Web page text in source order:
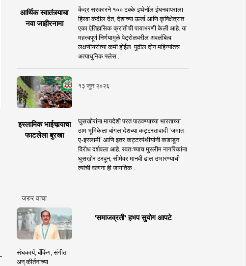
आर्थिक स्वातंत्र्याचा
नवा जाहीरनामा
केंद्र सरकारने १०० टक्के इथेनॉल इंधनवापराला
हिरवा कंदील देत, देशाच्या ऊर्जा आणि कृषिक्षेत्रात
एका ऐतिहासिक क्रांतीची पायाभरणी केली आहे. या
महत्त्वपूर्ण निर्णयामुळे पेट्रोलवरील अवलंबित्व
लक्षणीयरीत्या कमी होईल. पुढील दोन महिन्यांतच
अत्याधुनिक फ्लेस ..
१३ जून २०२६
इस्लामिक भाईचार्‍याचा
फाटलेला बुरखा
घुसखोरांना मायदेशी परत पाठवण्याच्या भारताच्या
ठाम भूमिकेला बांगलादेशच्या कट्टरतावादी ‘जमात-
ए-इस्लामी’ आणि इतर कट्टरपंथीयांनी कडाडून
विरोध दर्शवला आहे. स्वतःच्याच मुस्लीम नागरिकांना
घुसखोर ठरवून, सीमेवर मानवी ढाल उभारण्याची
त्यांची वल्गना ही जागतिक ..
जरुर वाचा
'समाजव्रती' हभप सुयोग आपटे
संघकार्य, बँकिंग, संगीत
अन् कीर्तनाच्या